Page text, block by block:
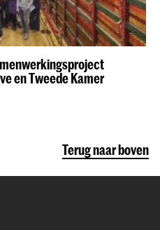
en Tweede Kamer
Terug naar boven